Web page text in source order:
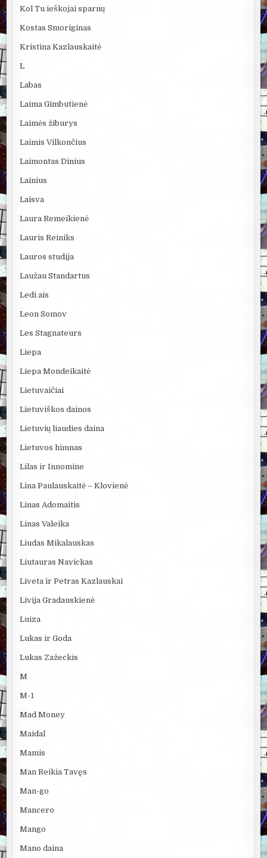
Kol Tu ieškojai sparnų
Kostas Smoriginas
Kristina Kazlauskaitė
L
Labas
Laima Gimbutienė
Laimės žiburys
Laimis Vilkončius
Laimontas Dinius
Lainius
Laisva
Laura Remeikienė
Lauris Reiniks
Lauros studija
Laužau Standartus
Ledi ais
Leon Somov
Les Stagnateurs
Liepa
Liepa Mondeikaitė
Lietuvaičiai
Lietuviškos dainos
Lietuvių liaudies daina
Lietuvos himnas
Lilas ir Innomine
Lina Paulauskaitė – Klovienė
Linas Adomaitis
Linas Valeika
Liudas Mikalauskas
Liutauras Navickas
Liveta ir Petras Kazlauskai
Livija Gradauskienė
Luiza
Lukas ir Goda
Lukas Zažeckis
M
M-1
Mad Money
Maidal
Mamis
Man Reikia Tavęs
Man-go
Mancero
Mango
Mano daina